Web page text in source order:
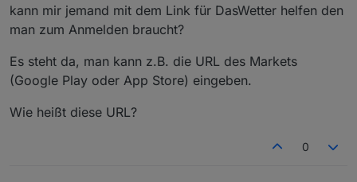
kann mir jemand mit dem Link für DasWetter helfen den
man zum Anmelden braucht?
Es steht da, man kann z.B. die URL des Markets
(Google Play oder App Store) eingeben.
Wie heißt diese URL?
0